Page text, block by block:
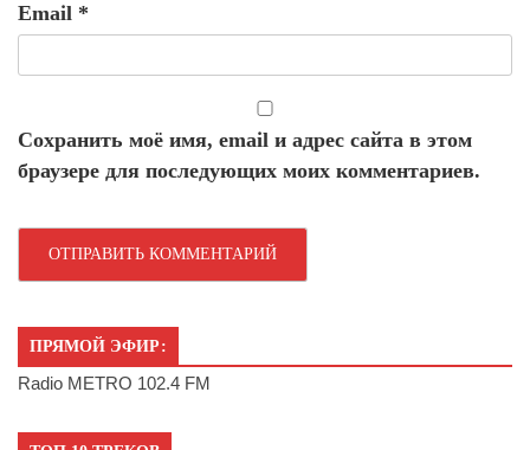
Email *
Сохранить моё имя, email и адрес сайта в этом
браузере для последующих моих комментариев.
ПРЯМОЙ ЭФИР:
Radio METRO 102.4 FM